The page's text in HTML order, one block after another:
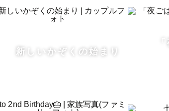
新しいかぞくの始まり